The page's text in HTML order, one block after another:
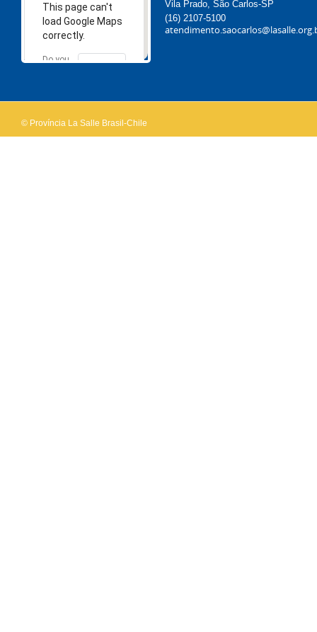
This page can't
load Google Maps
correctly.
Do you
OK
Vila Prado, São Carlos-SP
(16) 2107-5100
© Província La Salle Brasil-Chile